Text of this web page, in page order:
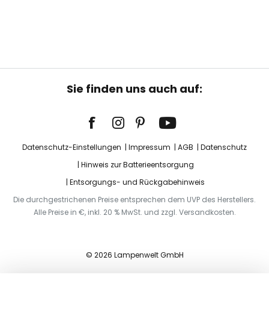
Sie finden uns auch auf:
Datenschutz-Einstellungen Impressum AGB
Datenschutz
Hinweis zur Batterieentsorgung
Entsorgungs- und Rückgabehinweis
Die durchgestrichenen Preise entsprechen dem UVP des Herstellers.
Alle Preise in €, inkl. 20 % MwSt. und zzgl. Versandkosten.
© 2026 Lampenwelt GmbH